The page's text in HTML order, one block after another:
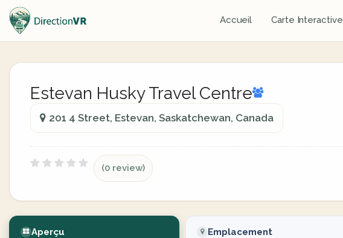
Accueil Carte Interactive
Estevan Husky Travel Centre
201 4 Street, Estevan, Saskatchewan, Canada
(0 review)
Aperçu Emplacement